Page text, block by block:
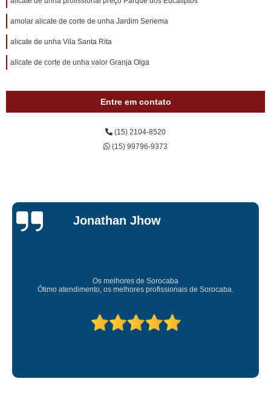
amolar alicate de corte de unha Jardim Seriema
alicate de unha Vila Santa Rita
alicate de corte de unha valor Granja Olga
Entre em contato
(15) 2104-8520
(15) 99796-9373
Jhow
profissionais de Sorocaba.
Amei o atendimento. Preco
Deixou o meu bem